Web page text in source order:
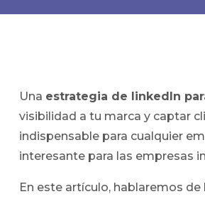
Una estrategia de linkedIn
visibilidad a tu marca y captar
indispensable para cualquier
interesante para las empresas
En este artículo, hablaremos de